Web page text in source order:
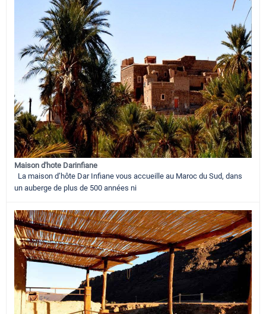
Maison d'hote Darinfiane
La maison d’hôte Dar Infiane vous accueille au Maroc du Sud, dans
un auberge de plus de 500 années ni